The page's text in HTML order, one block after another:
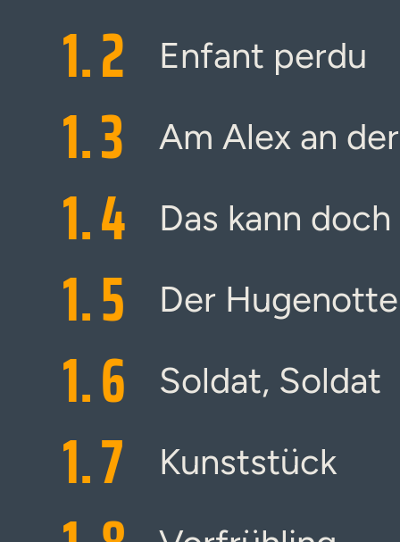
1.2 Enfant perdu
1.3 Am Alex an
1.4 Das kann
1.5 Der
1.6 Soldat, Soldat
1.7 Kunststück